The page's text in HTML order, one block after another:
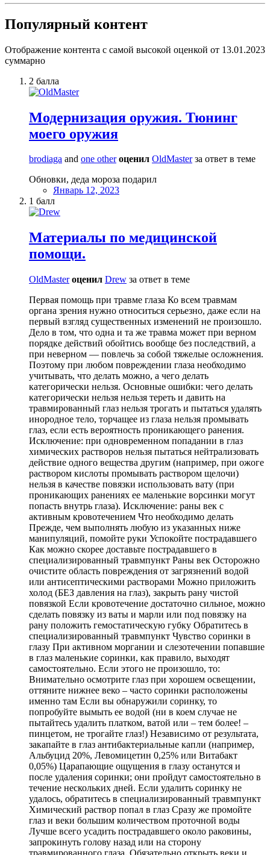
Популярный контент
Отображение контента с самой высокой оценкой от 13.01.2023
суммарно
2 балла
Модернизация оружия. Тюнинг
моего оружия
brodiaga and one other оценил OldMasterза ответ в теме
Обновки, деда мороза подарил
Январь 12, 2023
1 балл
Материалы по медицинской
помощи.
OldMaster оценил Drew за ответ в теме
Первая помощь при травме глаза Ко всем травмам
органа зрения нужно относиться серьезно, даже если на
первый взгляд существенных изменений не произошло.
Дело в том, что одна и та же травма может при верном
порядке действий обойтись вообще без последствий, а
при неверном — повлечь за собой тяжелые осложнения.
Поэтому при любом повреждении глаза необходимо
учитывать, что делать можно, а чего делать
категорически нельзя. Основные ошибки: чего делать
категорически нельзя нельзя тереть и давить на
травмированный глаз нельзя трогать и пытаться удалять
инородное тело, торчащее из глаза нельзя промывать
глаз, если есть вероятность проникающего ранения.
Исключение: при одновременном попадании в глаз
химических растворов нельзя пытаться нейтрализовать
действие одного вещества другим (например, при ожоге
раствором кислоты промывать раствором щелочи)
нельзя в качестве повязки использовать вату (при
проникающих ранениях ее маленькие ворсинки могут
попасть внутрь глаза). Исключение: раны век с
активным кровотечением Что необходимо делать
Прежде, чем выполнять любую из указанных ниже
манипуляций, помойте руки Успокойте пострадавшего
Как можно скорее доставьте пострадавшего в
специализированный травмпункт Раны век Осторожно
очистите область повреждения от загрязнений водой
или антисептическими растворами Можно приложить
холод (БЕЗ давления на глаз), закрыть рану чистой
повязкой Если кровотечение достаточно сильное, можно
сделать повязку из ваты и марли или под повязку на
рану положить гемостатическую губку Обратитесь в
специализированный травмпункт Чувство соринки в
глазу При активном моргании и слезотечении попавшие
в глаз маленькие соринки, как правило, выходят
самостоятельно. Если этого не произошло, то:
Внимательно осмотрите глаз при хорошем освещении,
оттяните нижнее веко – часто соринки расположены
именно там Если вы обнаружили соринку, то
попробуйте вымыть ее водой (ни в коем случае не
пытайтесь удалить платком, ватой или – тем более! –
пинцетом, не трогайте глаз!) Независимо от результата,
закапайте в глаз антибактериальные капли (например,
Альбуцид 20%, Левомицетин 0,25% или Витабакт
0,05%) Царапающие ощущения в глазу останутся и
после удаления соринки; они пройдут самостоятельно в
течение нескольких дней. Если удалить соринку не
удалось, обратитесь в специализированный травмпункт
Химический раствор попал в глаз Сразу же промойте
глаз и веки большим количеством проточной воды
Лучше всего усадить пострадавшего около раковины,
запрокинуть голову назад или на сторону